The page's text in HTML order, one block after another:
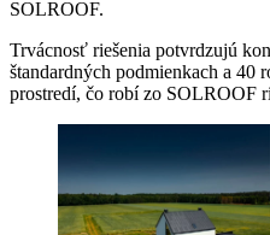
SOLROOF.
Trvácnosť riešenia potvrdzujú
štandardných podmienkach a 40
prostredí, čo robí zo SOLROOF